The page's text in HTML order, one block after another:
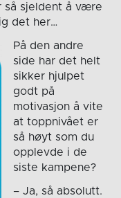
så sjeldent å være
det her…
På den andre
side har det helt
sikker hjulpet
godt på
motivasjon å vite
at toppnivået er
så høyt som du
opplevde i de
siste kampene?
– Ja, så absolutt.